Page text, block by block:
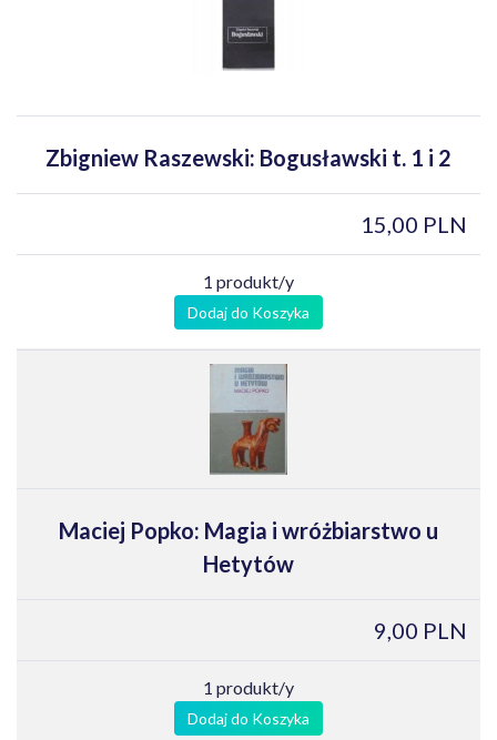
Zbigniew Raszewski: Bogusławski t. 1 i 2
15,00 PLN
1 produkt/y
Dodaj do Koszyka
Maciej Popko: Magia i wróżbiarstwo u
Hetytów
9,00 PLN
1 produkt/y
Dodaj do Koszyka